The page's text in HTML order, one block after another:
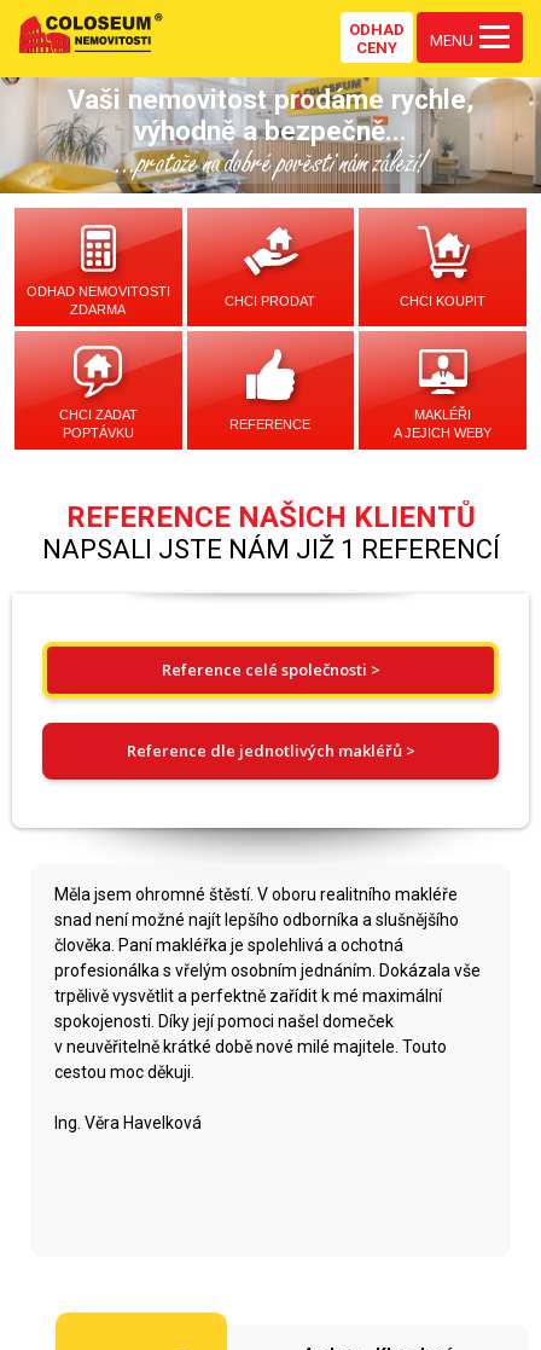
ODHAD
CENY
MENU
Vaši nemovitost prodáme rychle,
výhodně a bezpečně...
...protože na dobré pověsti nám záleží!
ODHAD NEMOVITOSTI
ZDARMA
CHCI PRODAT CHCI KOUPIT
CHCI ZADAT
POPTÁVKU
REFERENCE
MAKLÉŘI
A JEJICH WEBY
REFERENCE NAŠICH KLIENTŮ
NAPSALI JSTE NÁM JIŽ 1 REFERENCÍ
Reference celé společnosti >
Reference dle jednotlivých makléřů >
Měla jsem ohromné štěstí. V oboru realitního makléře
snad není možné najít lepšího odborníka a slušnějšího
člověka. Paní makléřka je spolehlivá a ochotná
profesionálka s vřelým osobním jednáním. Dokázala vše
trpělivě vysvětlit a perfektně zařídit k mé maximální
spokojenosti. Díky její pomoci našel domeček
v neuvěřitelně krátké době nové milé majitele. Touto
cestou moc děkuji.
Ing. Věra Havelková